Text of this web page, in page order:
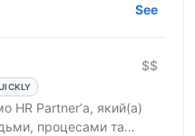
Наш флагманськийSee
$$
HR Partner’а, який(а)
процесами та